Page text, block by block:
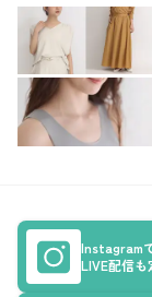
Instagram
LIVE配信